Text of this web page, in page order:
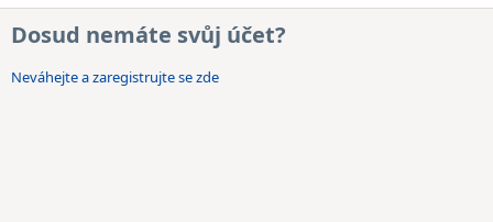
Dosud nemáte svůj účet?
Neváhejte a zaregistrujte se zde